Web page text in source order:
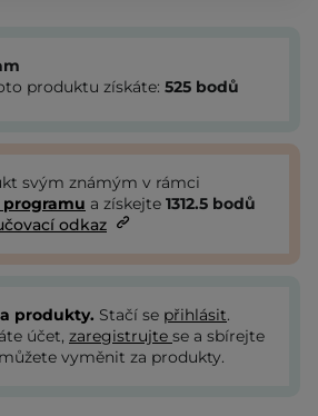
produktu získáte: 525 bodů
svým známým v rámci
a získejte 1312.5 bodů
odkaz
produkty. Stačí se přihlásit.
účet, zaregistrujte se a sbírejte
vyměnit za produkty.